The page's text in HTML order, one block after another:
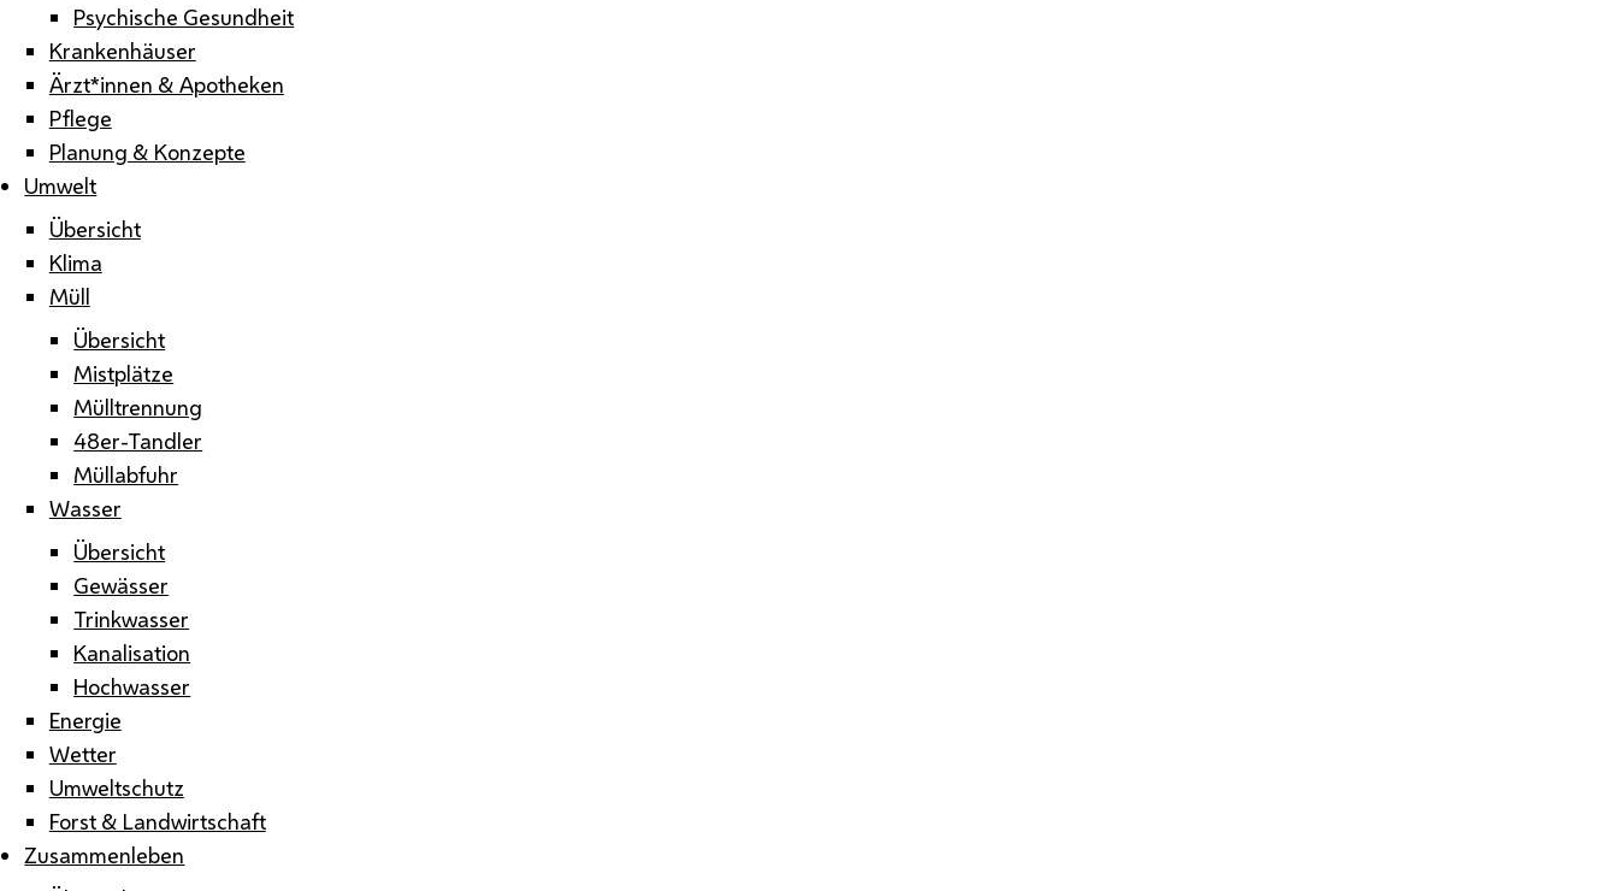
Psychische Gesundheit
Krankenhäuser
Ärzt*innen & Apotheken
Pflege
Planung & Konzepte
Umwelt
Übersicht
Klima
Müll
Übersicht
Mistplätze
Mülltrennung
48er-Tandler
Müllabfuhr
Wasser
Übersicht
Gewässer
Trinkwasser
Kanalisation
Hochwasser
Energie
Wetter
Umweltschutz
Forst & Landwirtschaft
Zusammenleben